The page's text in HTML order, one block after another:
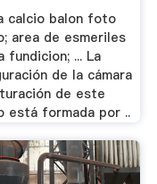
calcio balon foto
area de esmeriles
fundicion; ... La
de la cámara
de este
está formada por ..